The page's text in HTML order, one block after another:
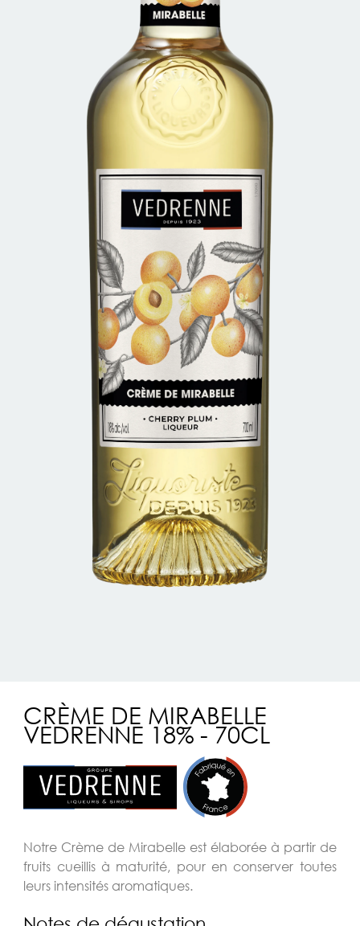
CRÈME DE MIRABELLE
VEDRENNE 18% - 70CL
Notre Crème de Mirabelle est élaborée à partir de
fruits cueillis à maturité, pour en conserver toutes
leurs intensités aromatiques.